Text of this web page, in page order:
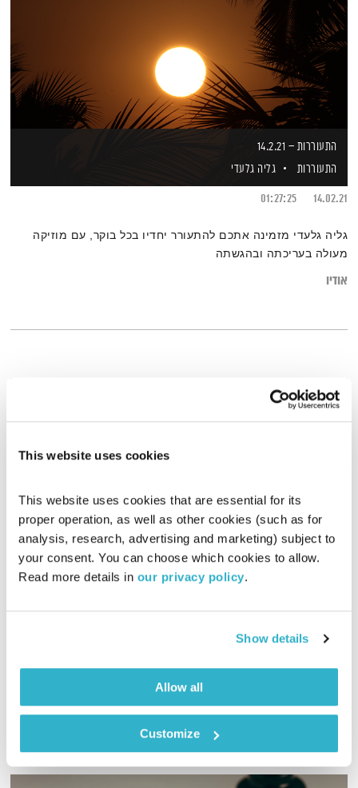
This website uses cookies
This website uses cookies that are essential for its
proper operation, as well as other cookies (such as for
analysis, research, advertising and marketing) subject to
your consent. You can choose which cookies to allow.
Read more details in our privacy policy.
Show details
Allow all
Customize
התעוררות – 14.2.21
התעוררות
גליה גלעדי
14.02.21
01:27:25
גליה גלעדי מזמינה אתכם להתעורר יחדיו בכל בוקר, עם מוזיקה
מעולה בעריכתה ובהגשתה
אודיו
מנועים קדימה – 18.6.19
גלית גורא-עיני
18.06.19
01:00:14